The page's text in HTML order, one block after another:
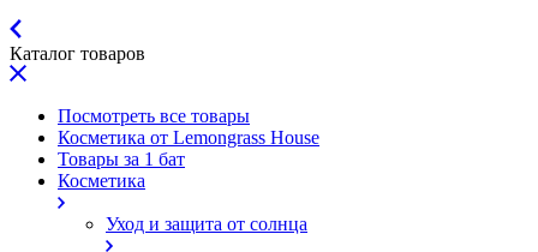
Каталог товаров
Посмотреть все товары
Косметика от Lemongrass House
Товары за 1 бат
Косметика
Уход и защита от солнца